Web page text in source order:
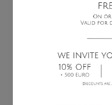
EL
CATORCE (14)
DE LOS
CUENTA LA
OPCIONES).
SERVICIO AL
LOS